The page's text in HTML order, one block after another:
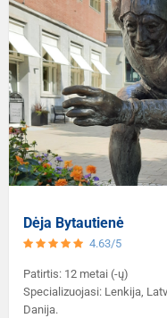
Dėja Bytautienė
4.63/5
Patirtis: 12 metai (-ų)
Specializuojasi: Lenkija,
Danija.